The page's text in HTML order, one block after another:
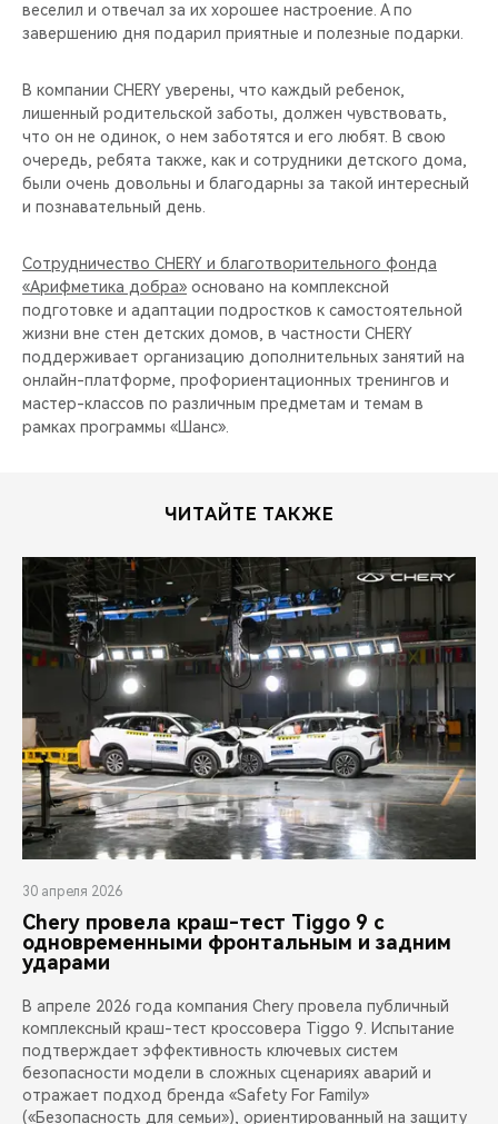
веселил и отвечал за их хорошее настроение. А по
завершению дня подарил приятные и полезные подарки.
В компании CHERY уверены, что каждый ребенок,
лишенный родительской заботы, должен чувствовать,
что он не одинок, о нем заботятся и его любят. В свою
очередь, ребята также, как и сотрудники детского дома,
были очень довольны и благодарны за такой интересный
и познавательный день.
Сотрудничество CHERY и благотворительного фонда
«Арифметика добра» основано на комплексной
подготовке и адаптации подростков к самостоятельной
жизни вне стен детских домов, в частности CHERY
поддерживает организацию дополнительных занятий на
онлайн-платформе, профориентационных тренингов и
мастер-классов по различным предметам и темам в
рамках программы «Шанс».
ЧИТАЙТЕ ТАКЖЕ
30 апреля 2026
Chery провела краш-тест Tiggo 9 с
одновременными фронтальным и задним
ударами
В апреле 2026 года компания Chery провела публичный
комплексный краш-тест кроссовера Tiggo 9. Испытание
подтверждает эффективность ключевых систем
безопасности модели в сложных сценариях аварий и
отражает подход бренда «Safety For Family»
(«Безопасность для семьи»), ориентированный на защиту